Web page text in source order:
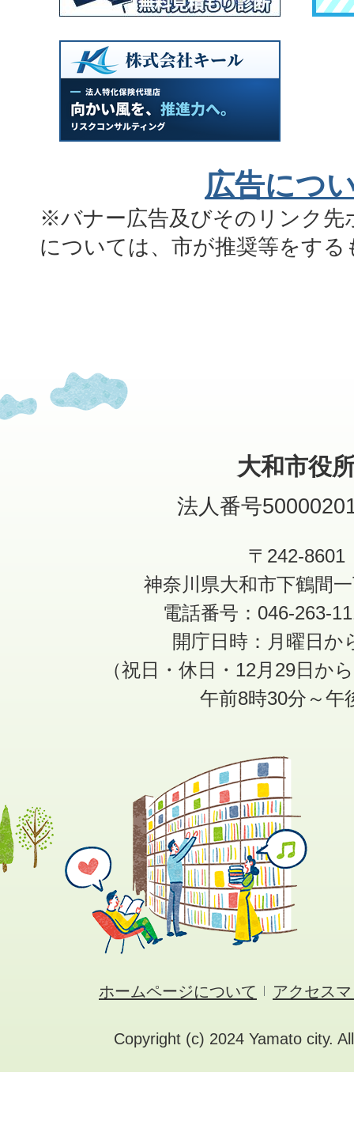
広告につ
※バナー広告及びそのリンク先
については、市が推奨等をす
大和市役
法人番号
〒242-8601
神奈川県大和市下鶴間
電話番号：046-263-
開庁日時：月曜日か
（祝日・休日・12月29日か
午前8時30分～午
ホームページについて アクセス
Copyright (c) 2024 Yamato city.